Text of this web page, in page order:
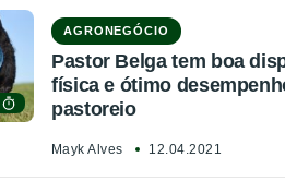
AGRONEGÓCIO
Pastor Belga tem boa
física e ótimo
pastoreio
Mayk Alves 12.04.2021